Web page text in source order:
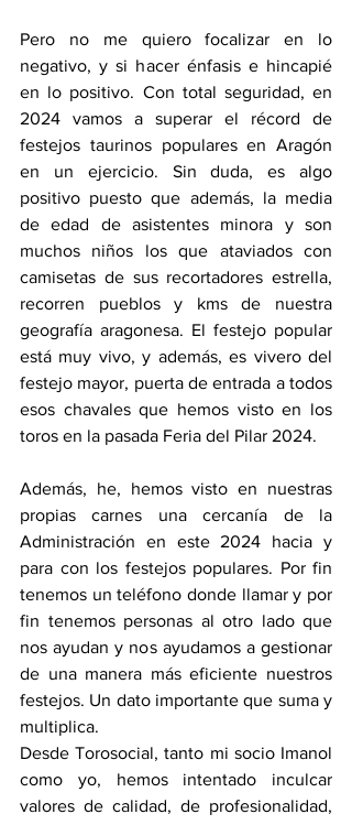
Pero no me quiero focalizar en lo
negativo, y si hacer énfasis e hincapié
en lo positivo. Con total seguridad, en
2024 vamos a superar el récord de
festejos taurinos populares en Aragón
en un ejercicio. Sin duda, es algo
positivo puesto que además, la media
de edad de asistentes minora y son
muchos niños los que ataviados con
camisetas de sus recortadores estrella,
recorren pueblos y kms de nuestra
geografía aragonesa. El festejo popular
está muy vivo, y además, es vivero del
festejo mayor, puerta de entrada a todos
esos chavales que hemos visto en los
toros en la pasada Feria del Pilar 2024.
Además, he, hemos visto en nuestras
propias carnes una cercanía de la
Administración en este 2024 hacia y
para con los festejos populares. Por fin
tenemos un teléfono donde llamar y por
fin tenemos personas al otro lado que
nos ayudan y nos ayudamos a gestionar
de una manera más eficiente nuestros
festejos. Un dato importante que suma y
multiplica.
Desde Torosocial, tanto mi socio Imanol
como yo, hemos intentado inculcar
valores de calidad, de profesionalidad,